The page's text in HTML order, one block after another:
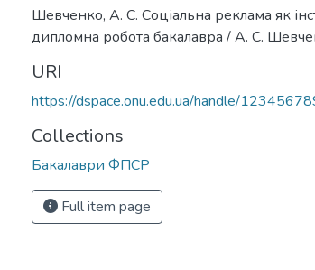
Шевченко, А. С. Соціальна реклама як
дипломна робота бакалавра / А. С.
URI
https://dspace.onu.edu.ua/handle/
Collections
Бакалаври ФПСР
Full item page